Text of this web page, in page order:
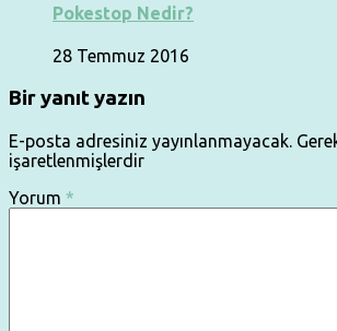
Pokestop Nedir?
28 Temmuz 2016
Bir yanıt yazın
E-posta adresiniz yayınlanmayacak.
işaretlenmişlerdir
Yorum *